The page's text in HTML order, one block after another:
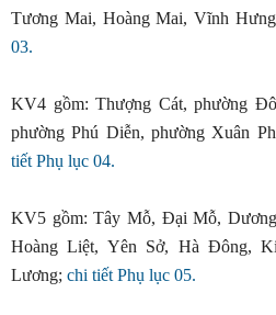
Tương Mai, Hoàng Mai, Vĩnh
03.
KV4 gồm: Thượng Cát, phường
phường Phú Diễn, phường Xuân
tiết Phụ lục 04.
KV5 gồm: Tây Mỗ, Đại Mỗ,
Hoàng Liệt, Yên Sở, Hà Đông,
Lương; chi tiết Phụ lục 05.